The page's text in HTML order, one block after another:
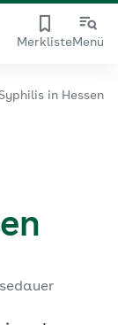
MerklisteMenü
Syphilis in Hessen